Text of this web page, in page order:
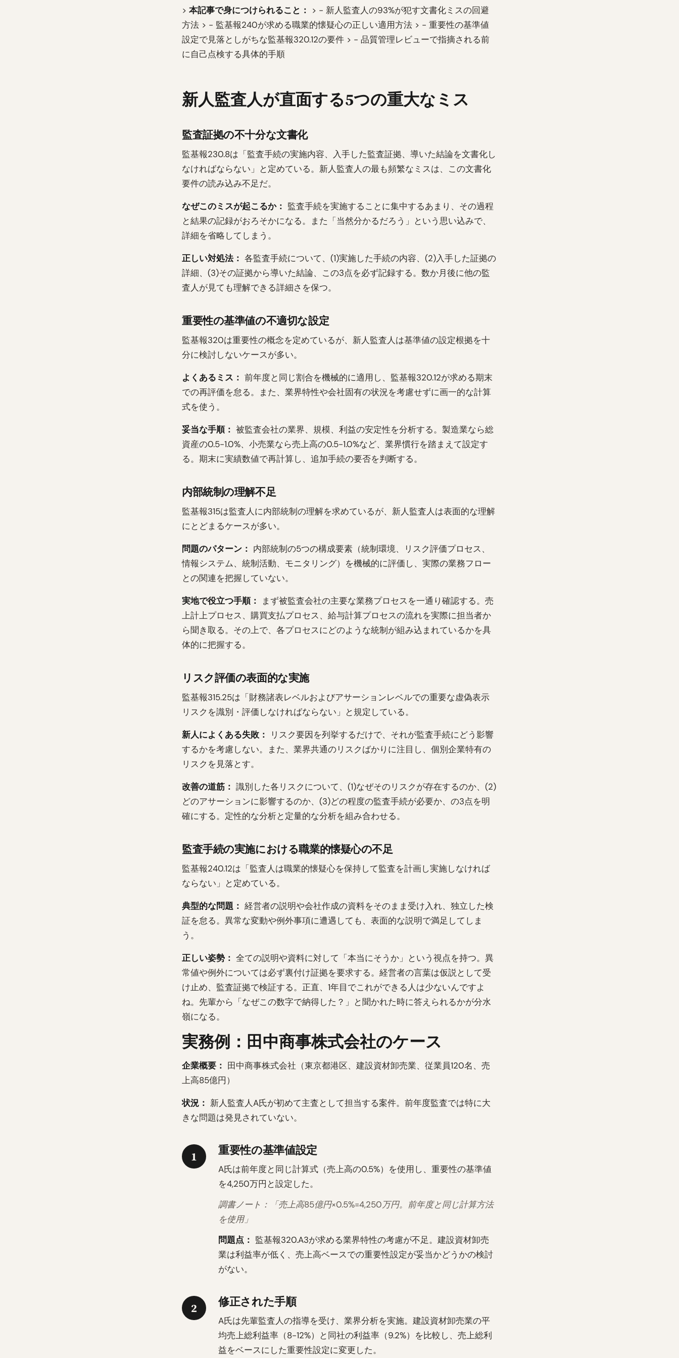
> 本記事で身につけられること： > - 新人監査人の93%が犯す文書化ミスの回避
方法 > - 監基報240が求める職業的懐疑心の正しい適用方法 > - 重要性の基準値
設定で見落としがちな監基報320.12の要件 > - 品質管理レビューで指摘される前
に自己点検する具体的手順
新人監査人が直面する5つの重大なミス
監査証拠の不十分な文書化
監基報230.8は「監査手続の実施内容、入手した監査証拠、導いた結論を文書化し
なければならない」と定めている。新人監査人の最も頻繁なミスは、この文書化
要件の読み込み不足だ。
なぜこのミスが起こるか： 監査手続を実施することに集中するあまり、その過程
と結果の記録がおろそかになる。また「当然分かるだろう」という思い込みで、
詳細を省略してしまう。
正しい対処法： 各監査手続について、(1)実施した手続の内容、(2)入手した証拠の
詳細、(3)その証拠から導いた結論、この3点を必ず記録する。数か月後に他の監
査人が見ても理解できる詳細さを保つ。
重要性の基準値の不適切な設定
監基報320は重要性の概念を定めているが、新人監査人は基準値の設定根拠を十
分に検討しないケースが多い。
よくあるミス： 前年度と同じ割合を機械的に適用し、監基報320.12が求める期末
での再評価を怠る。また、業界特性や会社固有の状況を考慮せずに画一的な計算
式を使う。
妥当な手順： 被監査会社の業界、規模、利益の安定性を分析する。製造業なら総
資産の0.5-1.0%、小売業なら売上高の0.5-1.0%など、業界慣行を踏まえて設定す
る。期末に実績数値で再計算し、追加手続の要否を判断する。
内部統制の理解不足
監基報315は監査人に内部統制の理解を求めているが、新人監査人は表面的な理解
にとどまるケースが多い。
問題のパターン： 内部統制の5つの構成要素（統制環境、リスク評価プロセス、
情報システム、統制活動、モニタリング）を機械的に評価し、実際の業務フロー
との関連を把握していない。
実地で役立つ手順：
まず被監査会社の主要な業務プロセスを一通り確認する。売
上計上プロセス、購買支払プロセス、給与計算プロセスの流れを実際に担当者か
ら聞き取る。その上で、各プロセスにどのような統制が組み込まれているかを具
体的に把握する。
リスク評価の表面的な実施
監基報315.25は「財務諸表レベルおよびアサーションレベルでの重要な虚偽表示
リスクを識別・評価しなければならない」と規定している。
新人によくある失敗：
リスク要因を列挙するだけで、それが監査手続にどう影響
するかを考慮しない。また、業界共通のリスクばかりに注目し、個別企業特有の
リスクを見落とす。
改善の道筋： 識別した各リスクについて、(1)なぜそのリスクが存在するのか、(2)
どのアサーションに影響するのか、(3)どの程度の監査手続が必要か、の3点を明
確にする。定性的な分析と定量的な分析を組み合わせる。
監査手続の実施における職業的懐疑心の不足
監基報240.12は「監査人は職業的懐疑心を保持して監査を計画し実施しなければ
ならない」と定めている。
典型的な問題： 経営者の説明や会社作成の資料をそのまま受け入れ、独立した検
証を怠る。異常な変動や例外事項に遭遇しても、表面的な説明で満足してしま
う。
正しい姿勢： 全ての説明や資料に対して「本当にそうか」という視点を持つ。異
常値や例外については必ず裏付け証拠を要求する。経営者の言葉は仮説として受
け止め、監査証拠で検証する。正直、1年目でこれができる人は少ないんですよ
ね。先輩から「なぜこの数字で納得した？」と聞かれた時に答えられるかが分水
嶺になる。
実務例：田中商事株式会社のケース
企業概要： 田中商事株式会社（東京都港区、建設資材卸売業、従業員120名、売
上高85億円）
状況： 新人監査人A氏が初めて主査として担当する案件。前年度監査では特に大
きな問題は発見されていない。
1 重要性の基準値設定
A氏は前年度と同じ計算式（売上高の0.5%）を使用し、重要性の基準値
を4,250万円と設定した。
調書ノート：「売上高85億円×0.5%=4,250万円。前年度と同じ計算方法
を使用」
問題点： 監基報320.A3が求める業界特性の考慮が不足。建設資材卸売
業は利益率が低く、売上高ベースでの重要性設定が妥当かどうかの検討
がない。
2 修正された手順
A氏は先輩監査人の指導を受け、業界分析を実施。建設資材卸売業の平
均売上総利益率（8-12%）と同社の利益率（9.2%）を比較し、売上総利
益をベースにした重要性設定に変更した。